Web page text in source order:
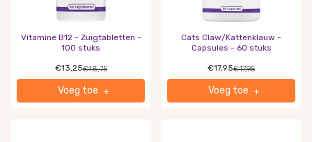
Vitamine B12 - Zuigtabletten -
100 stuks
€18,75
€13,25
+
Voeg toe
Cats Claw/Kattenklauw -
Capsules - 60 stuks
€17,95
€17,95
+
Voeg toe